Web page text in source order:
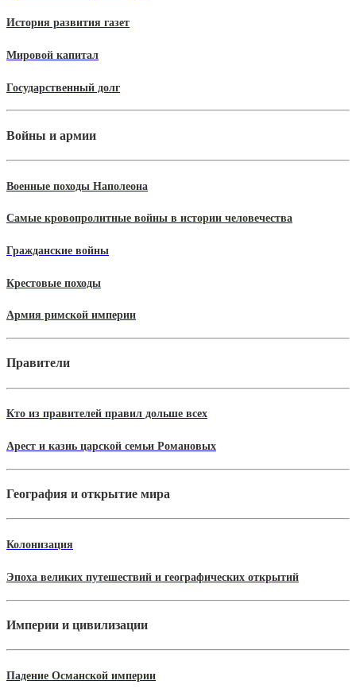
История развития газет
Мировой капитал
Государственный долг
Войны и армии
Военные походы Наполеона
Самые кровопролитные войны в истории человечества
Гражданские войны
Крестовые походы
Армия римской империи
Правители
Кто из правителей правил дольше всех
Арест и казнь царской семьи Романовых
География и открытие мира
Колонизация
Эпоха великих путешествий и географических открытий
Империи и цивилизации
Падение Османской империи